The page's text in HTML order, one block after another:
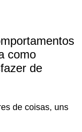
como
de
de coisas, uns